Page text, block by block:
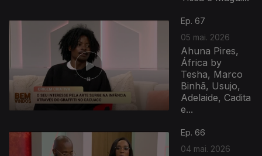
Ep. 67
05 mai. 2026
Ahuna Pires,
África by
Tesha, Marco
Binhã, Usujo,
Adelaide, Cadita
e...
Ep. 66
04 mai. 2026